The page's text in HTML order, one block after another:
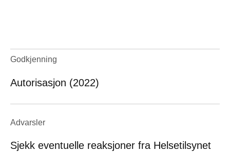
Godkjenning
Autorisasjon (2022)
Advarsler
Sjekk eventuelle reaksjoner fra Helsetilsynet